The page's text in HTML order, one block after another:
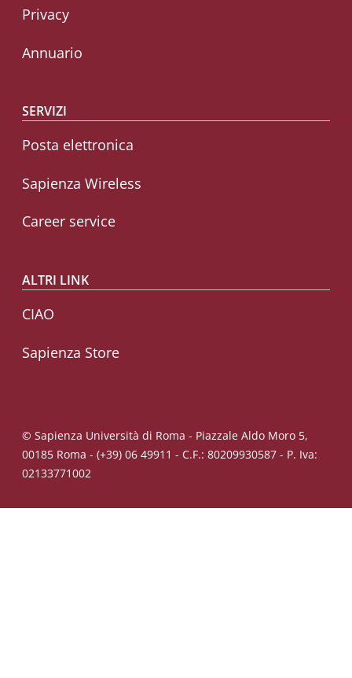
Privacy
Annuario
SERVIZI
Posta elettronica
Sapienza Wireless
Career service
ALTRI LINK
CIAO
Sapienza Store
© Sapienza Università di Roma - Piazzale Aldo Moro 5,
00185 Roma - (+39) 06 49911 - C.F.: 80209930587 - P. Iva:
02133771002